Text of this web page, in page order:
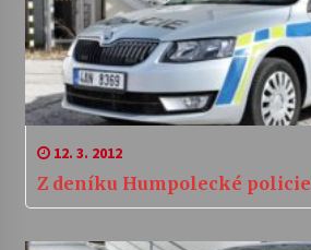
12. 3. 2012
Z deníku Humpolecké policie